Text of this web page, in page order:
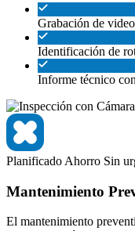
Grabación de
Identificación de
Informe técnico
Planificado Ahorro Sin
Mantenimiento
El mantenimiento